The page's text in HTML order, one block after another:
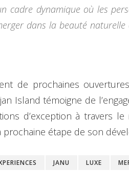
cadre dynamique où les
dans la beauté
de prochaines
Island témoigne de
d’exception à travers
prochaine étape de son
JANU LUXE